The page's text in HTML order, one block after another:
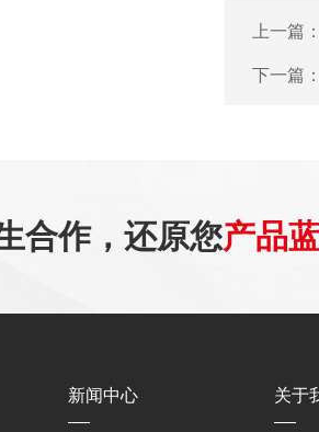
上一篇
下一篇
合作，还原您产品
新闻中心 关于